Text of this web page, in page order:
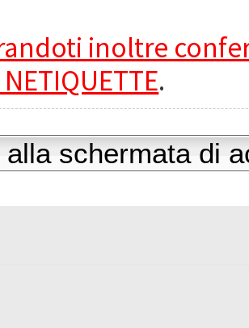
inoltre
.
alla schermata di